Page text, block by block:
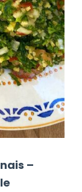
–